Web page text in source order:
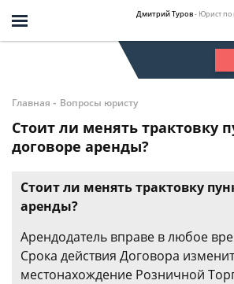
Дмитрий Туров- Юрист по
Главная - Вопросы юристу
Стоит ли менять трактовку
договоре аренды?
Стоит ли менять трактовку
аренды?
Арендодатель вправе в любое
Срока действия Договора
местонахождение Розничной